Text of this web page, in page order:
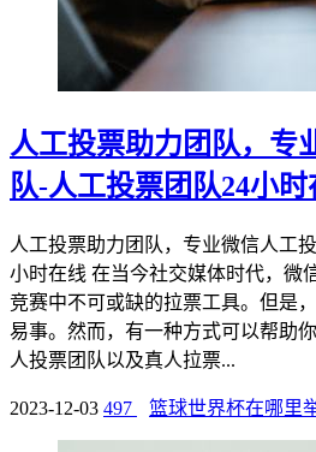
人工投票助力团队，专
队-人工投票团队24小时
人工投票助力团队，专业微信人工
小时在线 在当今社交媒体时代，微
竞赛中不可或缺的拉票工具。但是
易事。然而，有一种方式可以帮助
人投票团队以及真人拉票...
2023-12-03 497 篮球世界杯在哪里